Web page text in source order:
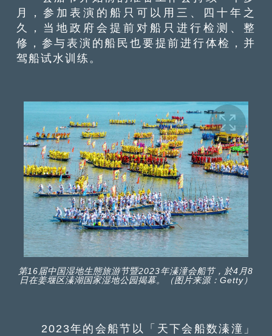
月，参加表演的船只可以用三、四十年之
久，当地政府会提前对船只进行检测、整
修，参与表演的船民也要提前进行体检，并
驾船试水训练。
第16届中国湿地生態旅游节暨2023年溱潼会船节，於4月8
日在姜堰区溱湖国家湿地公园揭幕。（图片来源：Getty）
2023年的会船节以「天下会船数溱潼」